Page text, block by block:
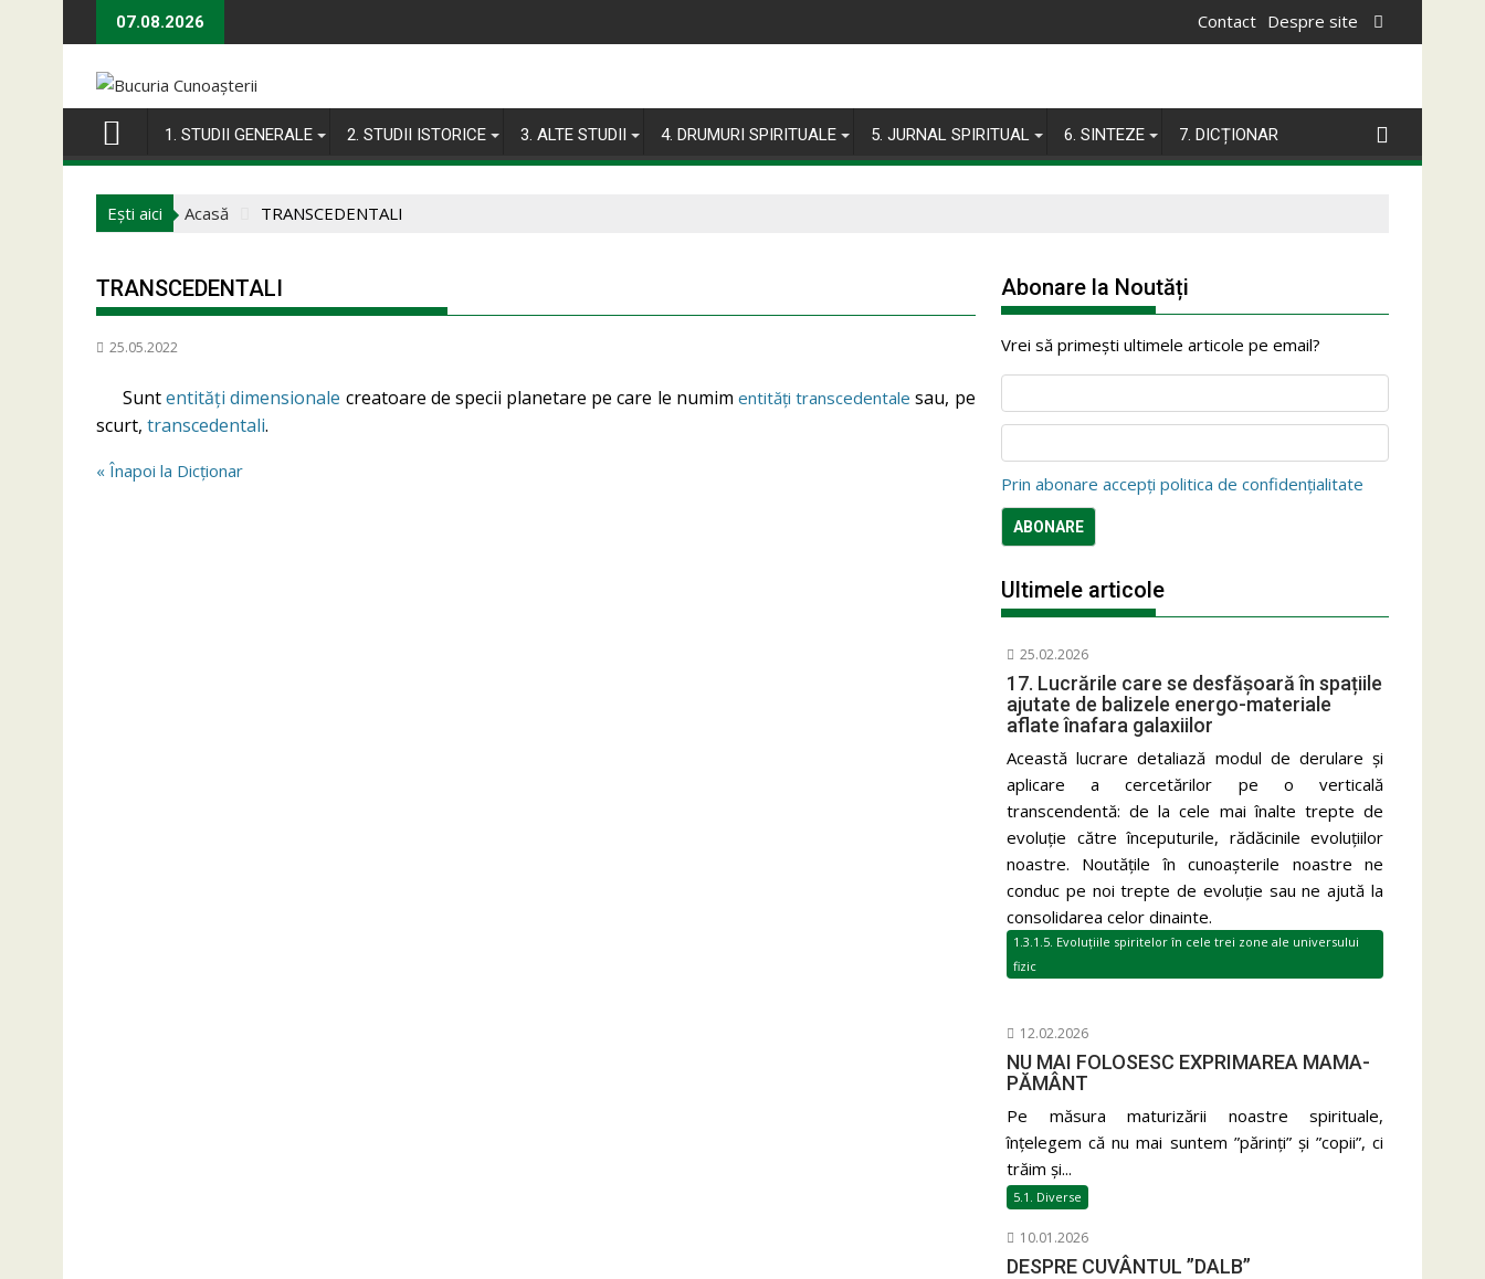
to
07.08.2026 Contact Despre site
1. STUDII GENERALE 2. STUDII ISTORICE 3. ALTE STUDII 4. DRUMURI SPIRITUALE 5. JURNAL SPIRITUAL 6. SINTEZE 7. DICȚIONAR
Ești aici Acasă TRANSCEDENTALI
TRANSCEDENTALI
25.05.2022
Suntentități dimensionale creatoare de specii planetare pe care le numimentități transcedentale sau, pe
scurt, transcedentali.
« Înapoi la Dicționar
Abonare la Noutăți
Vrei să primești ultimele articole pe email?
Prin abonare accepți politica de confidențialitate
Ultimele articole
25.02.2026
17. Lucrările care se desfășoară în spațiile
ajutate de balizele energo-materiale
aflate înafara galaxiilor
Această lucrare detaliază modul de derulare și
aplicare a cercetărilor pe o verticală
transcendentă: de la cele mai înalte trepte de
evoluție către începuturile, rădăcinile evoluțiilor
noastre. Noutățile în cunoașterile noastre ne
conduc pe noi trepte de evoluție sau ne ajută la
consolidarea celor dinainte.
1.3.1.5. Evoluțiile spiritelor în cele trei zone ale universului
fizic
12.02.2026
NU MAI FOLOSESC EXPRIMAREA MAMA-
PĂMÂNT
Pe măsura maturizării noastre spirituale,
înțelegem că nu mai suntem ”părinți” și ”copii”, ci
trăim și...
5.1. Diverse
10.01.2026
DESPRE CUVÂNTUL ”DALB”